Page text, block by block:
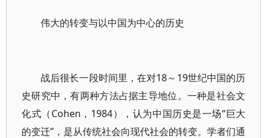
伟大的转变与以中国为中心的历史
战后很长一段时间里，在对18～19世纪中国的历
史研究中，有两种方法占据主导地位。一种是社会文
化式（Cohen，1984），认为中国历史是一场“巨大
的变迁”，是从传统社会向现代社会的转变。学者们通